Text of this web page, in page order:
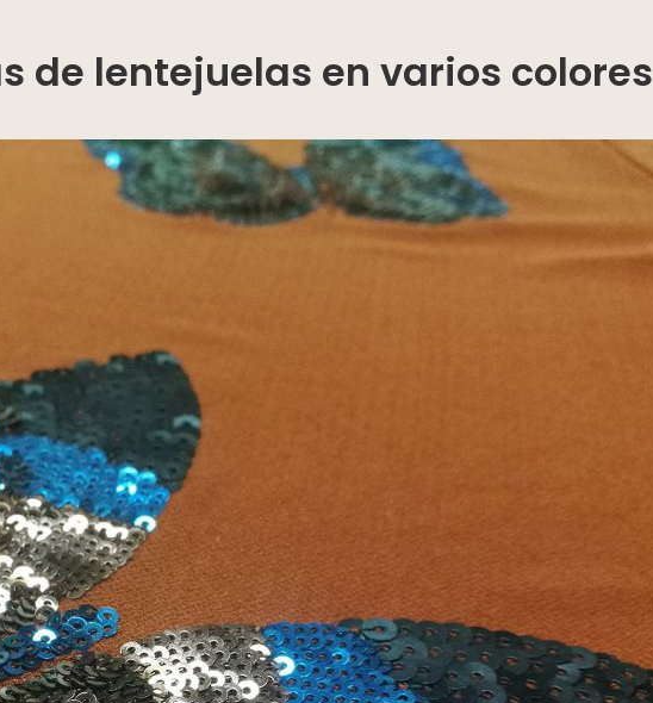
de lentejuelas en varios colores